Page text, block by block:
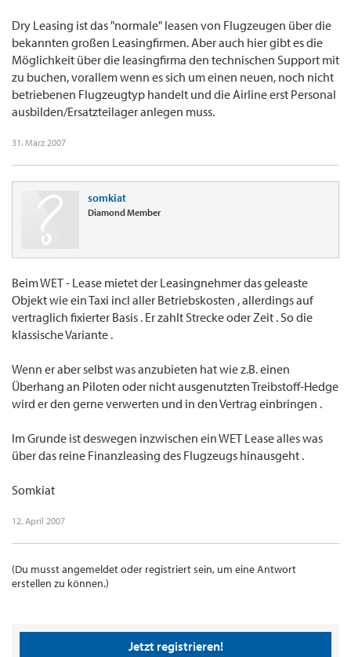
Dry Leasing ist das "normale" leasen von Flugzeugen über die
bekannten großen Leasingfirmen. Aber auch hier gibt es die
Möglichkeit über die leasingfirma den technischen Support mit
zu buchen, vorallem wenn es sich um einen neuen, noch nicht
betriebenen Flugzeugtyp handelt und die Airline erst Personal
ausbilden/Ersatzteilager anlegen muss.
31. März 2007
somkiat
Diamond Member
Beim WET - Lease mietet der Leasingnehmer das geleaste
Objekt wie ein Taxi incl aller Betriebskosten , allerdings auf
vertraglich fixierter Basis . Er zahlt Strecke oder Zeit . So die
klassische Variante .
Wenn er aber selbst was anzubieten hat wie z.B. einen
Überhang an Piloten oder nicht ausgenutzten Treibstoff-Hedge
wird er den gerne verwerten und in den Vertrag einbringen .
Im Grunde ist deswegen inzwischen ein WET Lease alles was
über das reine Finanzleasing des Flugzeugs hinausgeht .
Somkiat
12. April 2007
(Du musst angemeldet oder registriert sein, um eine Antwort
erstellen zu können.)
Jetzt registrieren!